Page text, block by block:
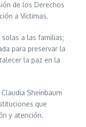
de los Derechos
a Víctimas.
a las familias;
para preservar la
la paz en la
Sheinbaum
que
y atención.